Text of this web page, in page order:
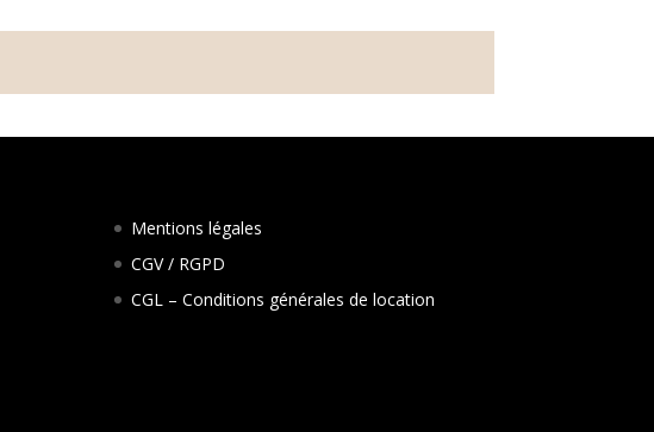
Mentions légales
CGV / RGPD
CGL – Conditions générales de location